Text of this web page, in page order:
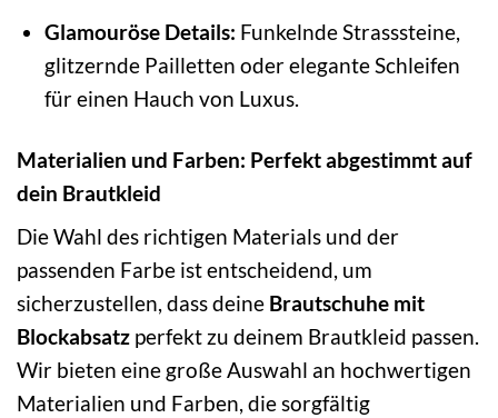
Glamouröse Details: Funkelnde Strasssteine,
glitzernde Pailletten oder elegante Schleifen
für einen Hauch von Luxus.
Materialien und Farben: Perfekt abgestimmt auf
dein Brautkleid
Die Wahl des richtigen Materials und der
passenden Farbe ist entscheidend, um
sicherzustellen, dass deine Brautschuhe mit
Blockabsatz perfekt zu deinem Brautkleid passen.
Wir bieten eine große Auswahl an hochwertigen
Materialien und Farben, die sorgfältig